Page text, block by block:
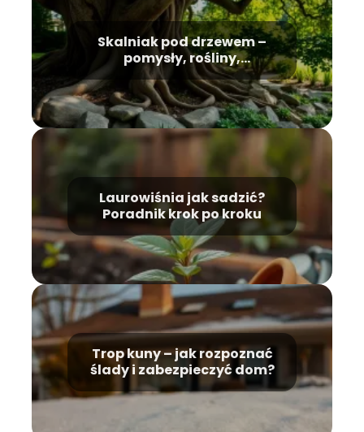
Skalniak pod drzewem –
pomysły, rośliny,
pielęgnacja
Laurowiśnia jak sadzić?
Poradnik krok po kroku
Trop kuny – jak rozpoznać
ślady i zabezpieczyć dom?